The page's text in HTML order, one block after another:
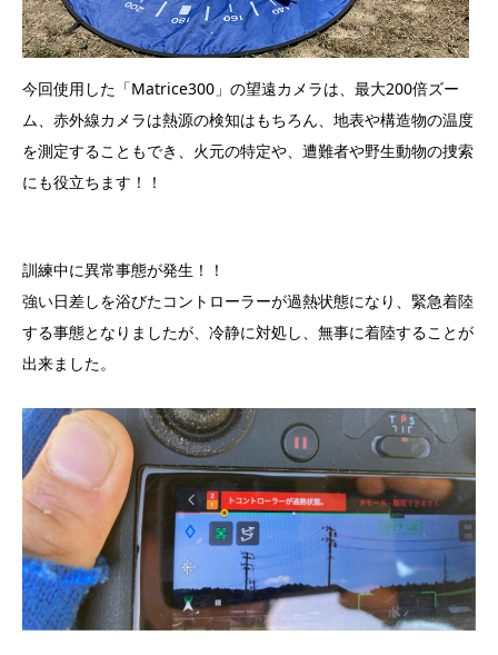
今回使用した「Matrice300」の望遠カメラは、最大200倍ズー
ム、赤外線カメラは熱源の検知はもちろん、地表や構造物の温度
を測定することもでき、火元の特定や、遭難者や野生動物の捜索
にも役立ちます！！
訓練中に異常事態が発生！！
強い日差しを浴びたコントローラーが過熱状態になり、緊急着陸
する事態となりましたが、冷静に対処し、無事に着陸することが
出来ました。